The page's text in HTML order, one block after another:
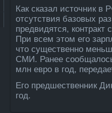
Как сказал источник в
отсутствия базовых
предвидятся, контракт
При всем этом его
что существенно
СМИ. Ранее
млн евро в год,
Его предшественник
год.